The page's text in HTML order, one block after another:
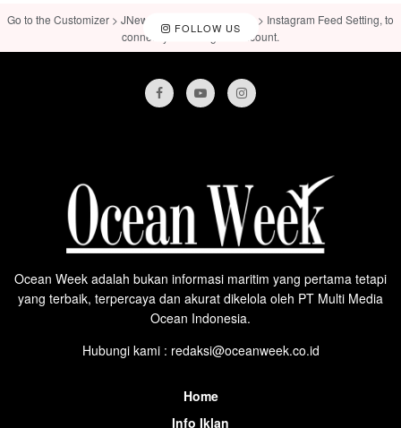
FOLLOW US
Go to the Customizer > JNews : Social, Like & View > Instagram Feed Setting, to
connect your Instagram account.
Ocean Week adalah bukan informasi maritim yang pertama tetapi
yang terbaik, terpercaya dan akurat dikelola oleh PT Multi Media
Ocean Indonesia.
Hubungi kami : redaksi@oceanweek.co.id
Home
Info Iklan